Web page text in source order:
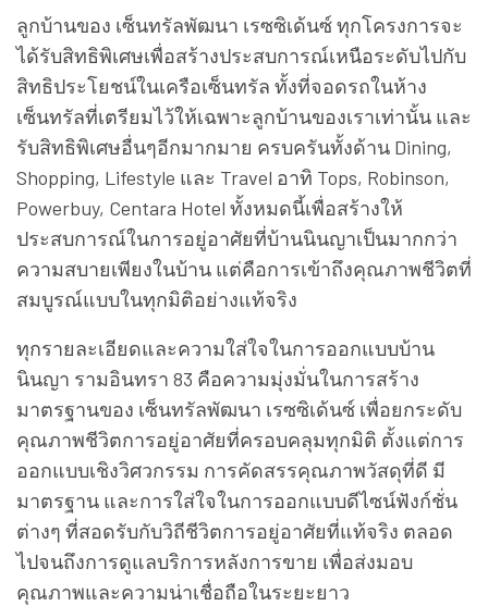
ลูกบ้านของ เซ็นทรัลพัฒนา เรซซิเด้นซ์ ทุกโครงการจะ
ได้รับสิทธิพิเศษเพื่อสร้างประสบการณ์เหนือระดับไปกับ
สิทธิประโยชน์ในเครือเซ็นทรัล ทั้งที่จอดรถในห้าง
เซ็นทรัลที่เตรียมไว้ให้เฉพาะลูกบ้านของเราเท่านั้น และ
รับสิทธิพิเศษอื่นๆอีกมากมาย ครบครันทั้งด้าน Dining,
Shopping, Lifestyle และ Travel อาทิ Tops, Robinson,
Powerbuy, Centara Hotel ทั้งหมดนี้เพื่อสร้างให้
ประสบการณ์ในการอยู่อาศัยที่บ้านนินญาเป็นมากกว่า
ความสบายเพียงในบ้าน แต่คือการเข้าถึงคุณภาพชีวิตที่
สมบูรณ์แบบในทุกมิติอย่างแท้จริง
ทุกรายละเอียดและความใส่ใจในการออกแบบบ้าน
นินญา รามอินทรา 83 คือความมุ่งมั่นในการสร้าง
มาตรฐานของ เซ็นทรัลพัฒนา เรซซิเด้นซ์ เพื่อยกระดับ
คุณภาพชีวิตการอยู่อาศัยที่ครอบคลุมทุกมิติ ตั้งแต่การ
ออกแบบเชิงวิศวกรรม การคัดสรรคุณภาพวัสดุที่ดี มี
มาตรฐาน และการใส่ใจในการออกแบบดีไซน์ฟังก์ชั่น
ต่างๆ ที่สอดรับกับวิถีชีวิตการอยู่อาศัยที่แท้จริง ตลอด
ไปจนถึงการดูแลบริการหลังการขาย เพื่อส่งมอบ
คุณภาพและความน่าเชื่อถือในระยะยาว